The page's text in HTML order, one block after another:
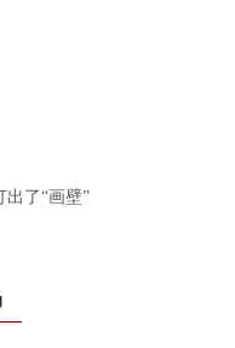
了“画壁”